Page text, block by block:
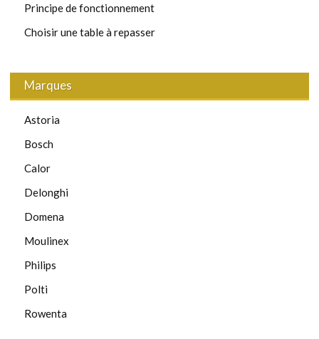
Principe de fonctionnement
Choisir une table à repasser
Marques
Astoria
Bosch
Calor
Delonghi
Domena
Moulinex
Philips
Polti
Rowenta